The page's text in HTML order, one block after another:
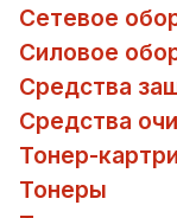
Сетевое
Силовое
Средства
Средства
Тонер-
Тонеры